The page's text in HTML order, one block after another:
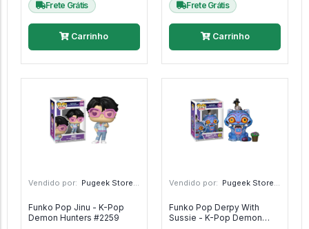
Frete Grátis
Carrinho
Frete Grátis
Carrinho
Vendido por: Pugeek Store - SP
Funko Pop Jinu - K-Pop
Demon Hunters #2259
Vendido por: Pugeek Store - SP
Funko Pop Derpy With
Sussie - K-Pop Demon